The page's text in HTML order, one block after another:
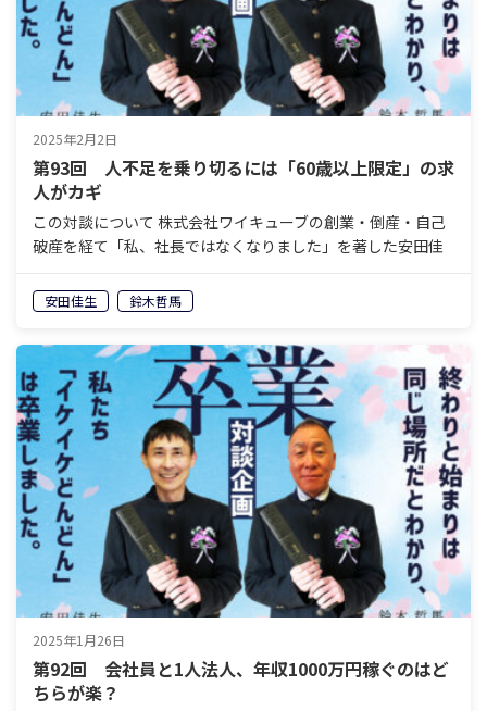
2025年2月2日
第93回 人不足を乗り切るには「60歳以上限定」の求
人がカギ
この対談について 株式会社ワイキューブの創業・倒産・自己
破産を経て「私、社長ではなくなりました」を著した安田佳
歳で経営から退くことを決めている鈴木哲馬。「イケイケ
ど…
安田佳生 鈴木哲馬
2025年1月26日
第92回 会社員と1人法人、年収1000万円稼ぐのはど
ちらが楽？